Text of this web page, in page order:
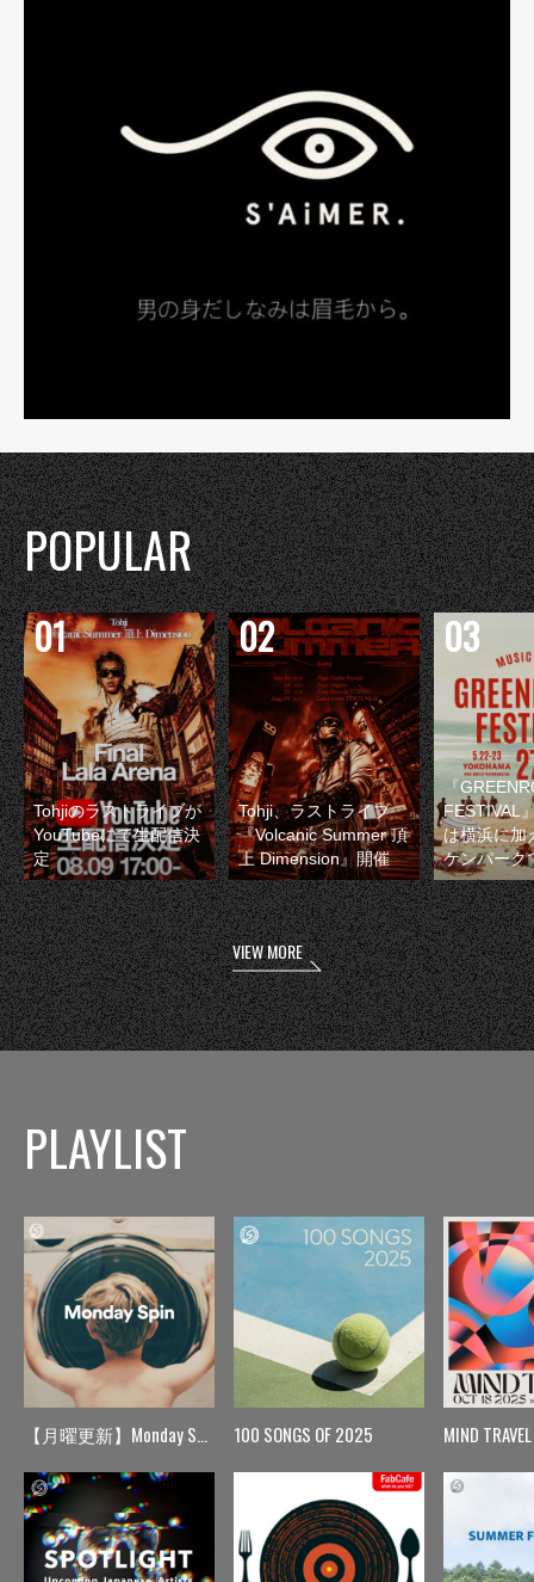
POPULAR
Tohjiのラストライブが
YouTubeにて生配信決
定
Tohji、ラストライブ
『Volcanic Summer 頂
上 Dimension』開催
『
FESTIVAL
は横浜に加
ケンパーク
VIEW MORE
PLAYLIST
【月曜更新】Monday Spin 100 SONGS OF 2025 MIND TRAVEL